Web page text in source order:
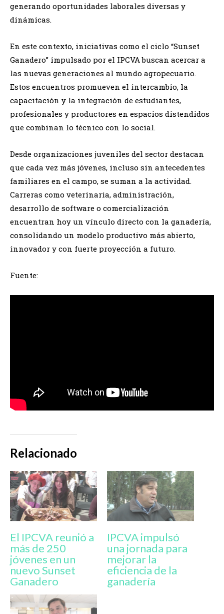
generando oportunidades laborales diversas y
dinámicas.
En este contexto, iniciativas como el ciclo “Sunset
Ganadero” impulsado por el IPCVA buscan acercar a
las nuevas generaciones al mundo agropecuario.
Estos encuentros promueven el intercambio, la
capacitación y la integración de estudiantes,
profesionales y productores en espacios distendidos
que combinan lo técnico con lo social.
Desde organizaciones juveniles del sector destacan
que cada vez más jóvenes, incluso sin antecedentes
familiares en el campo, se suman a la actividad.
Carreras como veterinaria, administración,
desarrollo de software o comercialización
encuentran hoy un vínculo directo con la ganadería,
consolidando un modelo productivo más abierto,
innovador y con fuerte proyección a futuro.
Fuente:
Relacionado
El IPCVA reunió a
más de 250
jóvenes en un
nuevo Sunset
Ganadero
IPCVA impulsó
una jornada para
mejorar la
eficiencia de la
ganadería